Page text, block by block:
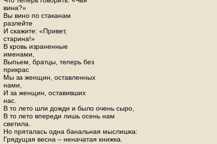
вина?»
Вы вино по стаканам
разлейте
И скажите: «Привет,
старина!»
В кровь израненные
именами,
Выпьем, братцы, теперь без
прикрас
Мы за женщин, оставленных
нами,
И за женщин, оставивших
нас.
В то лето шли дожди и было очень сыро,
В то лето впереди лишь осень нам
светила.
Но пряталась одна банальная мыслишка:
Грядущая весна – неначатая книжка.